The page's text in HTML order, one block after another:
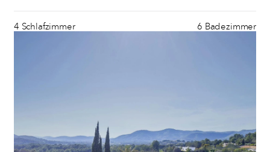
4 Schlafzimmer 6 Badezimmer